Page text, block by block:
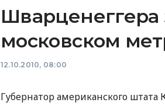
Шварценеггера
московском
12.10.2010, 08:00
Губернатор американского